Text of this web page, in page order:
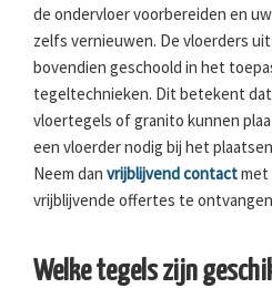
de ondervloer voorbereiden en
zelfs vernieuwen. De vloerders
bovendien geschoold in het
tegeltechnieken. Dit betekent
vloertegels of granito kunnen
een vloerder nodig bij het
Neem dan vrijblijvend contactmet
vrijblijvende offertes te
Welke tegels zijn